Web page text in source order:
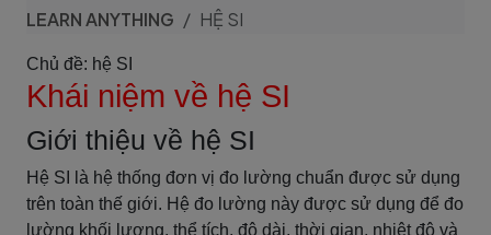
LEARN ANYTHING HỆ SI
Chủ đề: hệ SI
Khái niệm về hệ SI
Giới thiệu về hệ SI
Hệ SI là hệ thống đơn vị đo lường chuẩn được sử dụng
trên toàn thế giới. Hệ đo lường này được sử dụng để đo
lường khối lượng, thể tích, độ dài, thời gian, nhiệt độ và